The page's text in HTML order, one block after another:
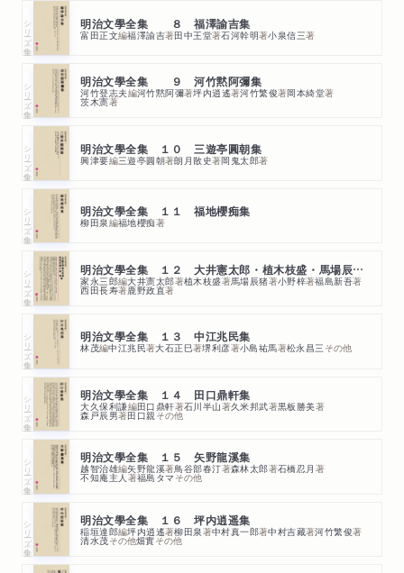
シリーズ・全集 明治文學全集 ８ 福澤諭吉集
富田正文編福澤諭吉著田中王堂著石河幹明著小泉信三著
シリーズ・全集 明治文學全集 ９ 河竹黙阿彌集
河竹登志夫編河竹黙阿彌著坪内逍遙著河竹繁俊著岡本綺堂著
茨木憲著
シリーズ・全集 明治文學全集 １０ 三遊亭圓朝集
興津要編三遊亭圓朝著朗月散史著岡鬼太郎著
シリーズ・全集 明治文學全集 １１ 福地櫻痴集
柳田泉編福地櫻痴著
シリーズ・全集 明治文學全集 １２ 大井憲太郎・植木枝盛・馬場辰猪・小野梓集
家永三郎編大井憲太郎著植木枝盛著馬場辰猪著小野梓著福島新吾著
西田長寿著鹿野政直著
シリーズ・全集 明治文學全集 １３ 中江兆民集
林茂編中江兆民著大石正巳著堺利彦著小島祐馬著松永昌三 その他
シリーズ・全集 明治文學全集 １４ 田口鼎軒集
大久保利謙編田口鼎軒著石川半山著久米邦武著黒板勝美著
森戸辰男著田口親その他
シリーズ・全集 明治文學全集 １５ 矢野龍溪集
越智治雄編矢野龍溪著鳥谷部春汀著森林太郎著石橋忍月 著
不知庵主人著福島タマその他
シリーズ・全集 明治文學全集 １６ 坪内逍遥集
稲垣達郎編坪内逍遙著柳田泉著中村真一郎著中村吉藏著河竹繁俊著
清水茂その他畑實その他